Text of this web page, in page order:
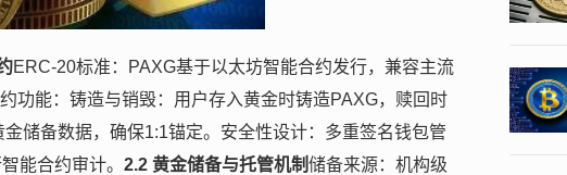
ERC-20标准：PAXG基于以太坊智能合约发行，兼容主流
功能：铸造与销毁：用户存入黄金时铸造PAXG，赎回时
储备数据，确保1:1锚定。安全性设计：多重签名钱包管
能合约审计。 2.2 黄金储备与托管机制储备来源：机构级